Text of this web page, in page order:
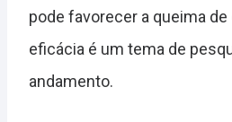
pode favorecer a queima de
eficácia é um tema de
andamento.